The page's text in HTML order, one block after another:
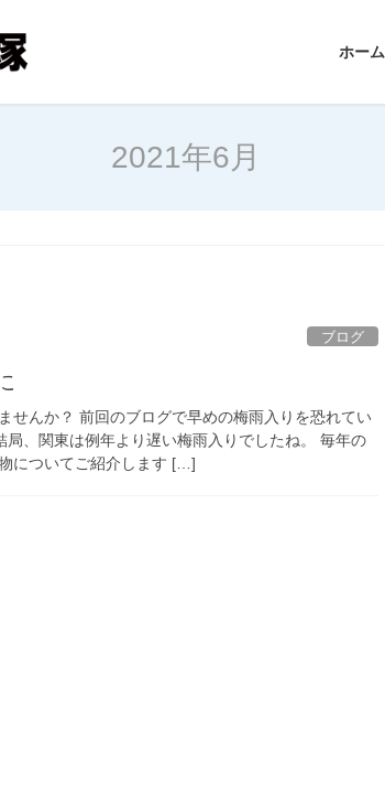
ホーム
2021年6月
ブログ
せんか？ 前回のブログで早めの梅雨入りを恐れてい
、関東は例年より遅い梅雨入りでしたね。 毎年の
についてご紹介します […]